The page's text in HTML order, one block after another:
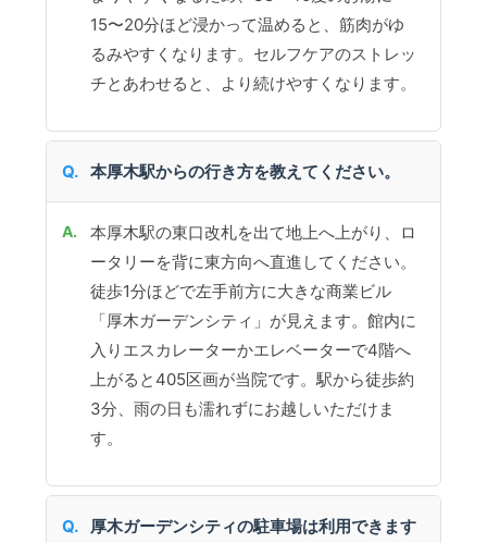
15〜20分ほど浸かって温めると、筋肉がゆ
るみやすくなります。セルフケアのストレッ
チとあわせると、より続けやすくなります。
本厚木駅からの行き方を教えてください。
本厚木駅の東口改札を出て地上へ上がり、ロ
ータリーを背に東方向へ直進してください。
徒歩1分ほどで左手前方に大きな商業ビル
「厚木ガーデンシティ」が見えます。館内に
入りエスカレーターかエレベーターで4階へ
上がると405区画が当院です。駅から徒歩約
3分、雨の日も濡れずにお越しいただけま
す。
厚木ガーデンシティの駐車場は利用できます